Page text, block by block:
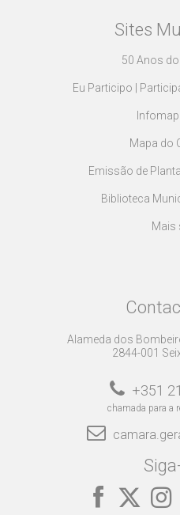
Sites
50 Anos do
Eu Participo |
Mapa do
Emissão de
Biblioteca
Mais
Alameda dos
2844-001
+351
chamada para a